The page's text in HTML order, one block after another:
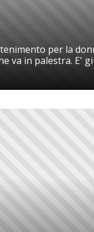
per la
va in palestra. E'